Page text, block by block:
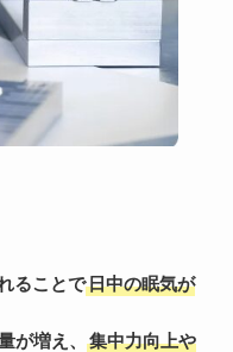
ることで日中の眠気が
が増え、集中力向上や